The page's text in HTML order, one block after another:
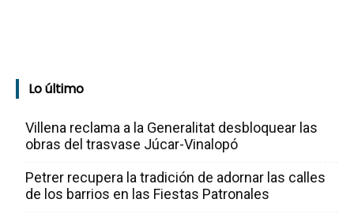
Lo último
Villena reclama a la Generalitat desbloquear las
obras del trasvase Júcar-Vinalopó
Petrer recupera la tradición de adornar las calles
de los barrios en las Fiestas Patronales